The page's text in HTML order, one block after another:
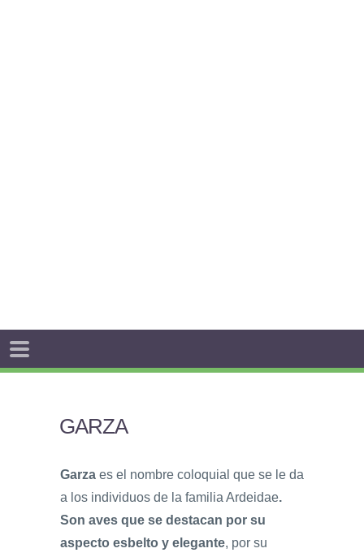
GARZA
Garza es el nombre coloquial que se le da
a los individuos de la familia Ardeidae.
Son aves que se destacan por su
aspecto esbelto y elegante, por su